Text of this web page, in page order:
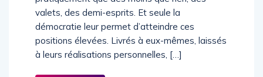
valets, des demi-esprits. Et seule la
démocratie leur permet d’atteindre ces
positions élevées. Livrés à eux-mêmes, laissés
à leurs réalisations personnelles, […]